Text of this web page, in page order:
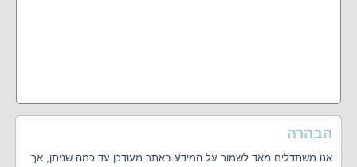
הבהרה
אנו משתדלים מאד לשמור על המידע באתר מעודכן עד כמה שניתן, אך